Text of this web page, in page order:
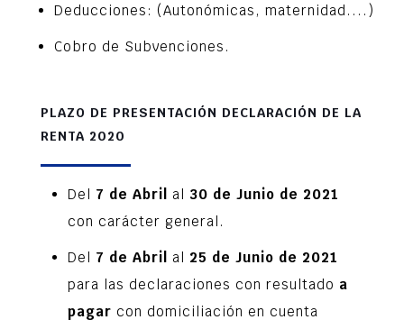
Deducciones: (Autonómicas, maternidad....)
Cobro de Subvenciones.
PLAZO DE PRESENTACIÓN DECLARACIÓN DE LA
RENTA 2020
Del 7 de Abril al 30 de Junio de 2021
con carácter general.
Del 7 de Abril al 25 de Junio de 2021
para las declaraciones con resultado a
pagar con domiciliación en cuenta